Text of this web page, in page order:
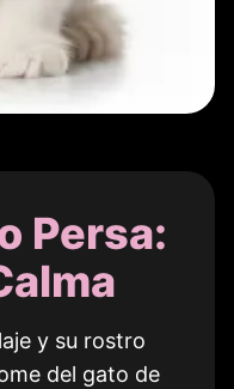
Persa:
y su rostro
del gato de